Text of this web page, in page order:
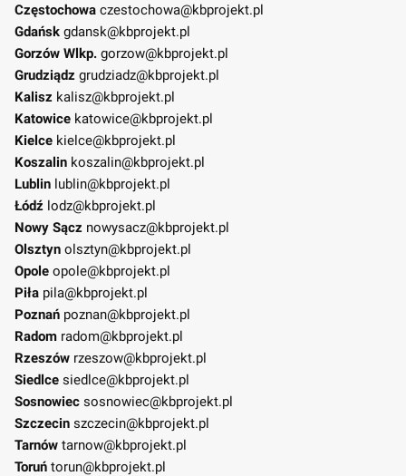
Częstochowa czestochowa@kbprojekt.pl
Gdańsk gdansk@kbprojekt.pl
Gorzów Wlkp. gorzow@kbprojekt.pl
Grudziądz grudziadz@kbprojekt.pl
Kalisz kalisz@kbprojekt.pl
Katowice katowice@kbprojekt.pl
Kielce kielce@kbprojekt.pl
Koszalin koszalin@kbprojekt.pl
Lublin lublin@kbprojekt.pl
Łódź lodz@kbprojekt.pl
Nowy Sącz nowysacz@kbprojekt.pl
Olsztyn olsztyn@kbprojekt.pl
Opole opole@kbprojekt.pl
Piła pila@kbprojekt.pl
Poznań poznan@kbprojekt.pl
Radom radom@kbprojekt.pl
Rzeszów rzeszow@kbprojekt.pl
Siedlce siedlce@kbprojekt.pl
Sosnowiec sosnowiec@kbprojekt.pl
Szczecin szczecin@kbprojekt.pl
Tarnów tarnow@kbprojekt.pl
Toruń torun@kbprojekt.pl